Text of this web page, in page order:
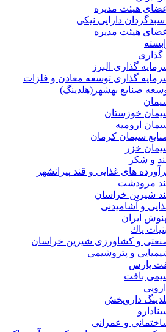
هیئت مدیره
دارایی نیکی
هیئت مدیره
گذاری
گذاری البرز
گذاری توسعه معادن و فلزات
صنایع‌ بهشهر(هلدینگ)
خوزستان
ارومیه
سیمان کرمان
خزر
و شکر
های غذایی و قند پیرانشهر
مرودشت
شیرین خراسان
و آشاميدنی
ایران
پاك
و کشاورزی شیرین خراسان
و پتروشیمی
پارس
بافت
داروپخش
و عمرانی